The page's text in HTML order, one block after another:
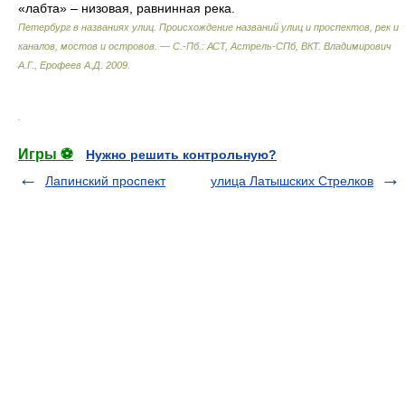
«лабта» – низовая, равнинная река.
Петербург в названиях улиц. Происхождение названий улиц и проспектов, рек и
каналов, мостов и островов. — С.-Пб.: АСТ, Астрель-СПб, ВКТ. Владимирович
А.Г., Ерофеев А.Д. 2009
Игры ⚽
Нужно решить контрольную?
Лапинский проспект
улица Латышских Стрелков